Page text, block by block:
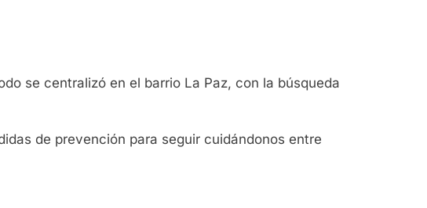
se centralizó en el barrio La Paz, con la búsqueda
de prevención para seguir cuidándonos entre